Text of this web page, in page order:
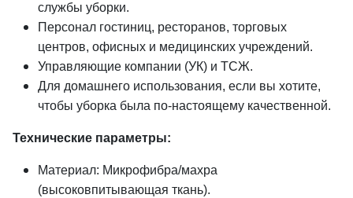
службы уборки.
Персонал гостиниц, ресторанов, торговых
центров, офисных и медицинских учреждений.
Управляющие компании (УК) и ТСЖ.
Для домашнего использования, если вы хотите,
чтобы уборка была по-настоящему качественной.
Технические параметры:
Материал: Микрофибра/махра
(высоковпитывающая ткань).